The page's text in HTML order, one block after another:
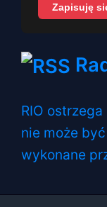
Zapisuję
RIO
nie może
wykonane